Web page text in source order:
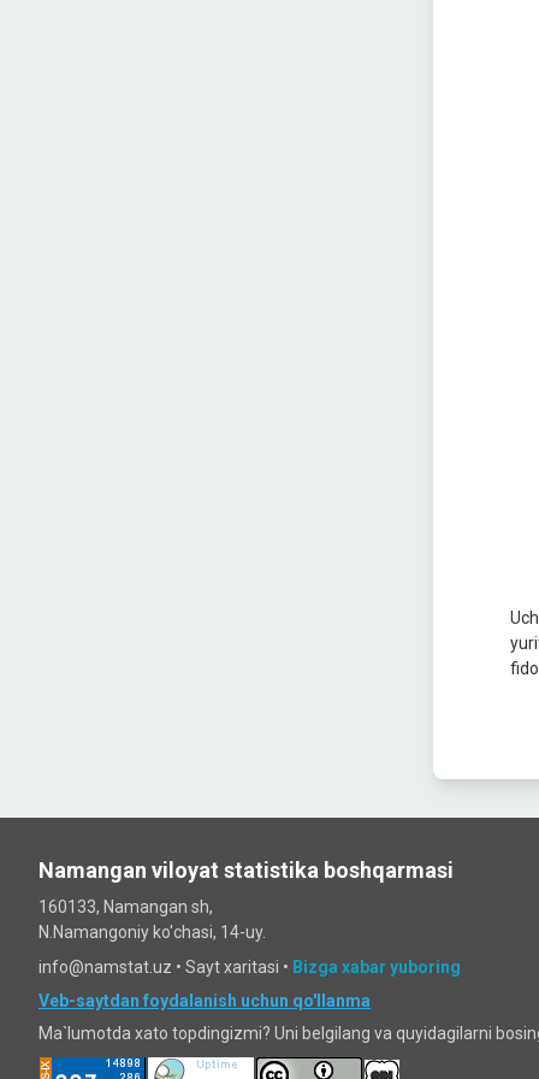
Namangan viloyat statistika boshqarmasi
160133, Namangan sh,
N.Namangoniy ko'chasi, 14-uy.
info@namstat.uz • Sayt xaritasi • Bizga xabar yuboring
Veb-saytdan foydalanish uchun qo'llanma
Ma`lumotda xato topdingizmi? Uni belgilang va quyidagilarni